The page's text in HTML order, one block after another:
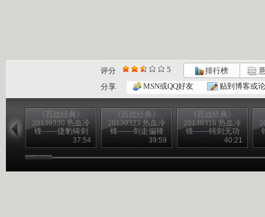
评分 5 排行榜
分享
MSN或QQ好友 贴到博客或
《百战经典》
20130330 热血冷
锋——捷豹铸剑
37:54
《百战经典》
20130323 热血冷
锋——剑走偏锋
39:59
《百战经典》
20130316 热血冷
锋——钝剑无功
40:21